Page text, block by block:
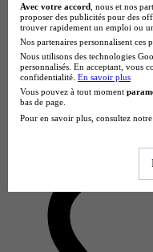
Aucun avis
Rennes
Avec votre accord , nous et nos
proposer des publicités pour des
trouver rapidement un emploi ou
Nos partenaires personnalisent
Nous utilisons des technologies
personnalisés. En acceptant, vous
confidentialité. En savoir plus
Vous pouvez à tout moment
bas de page.
Pour en savoir plus, consultez notre